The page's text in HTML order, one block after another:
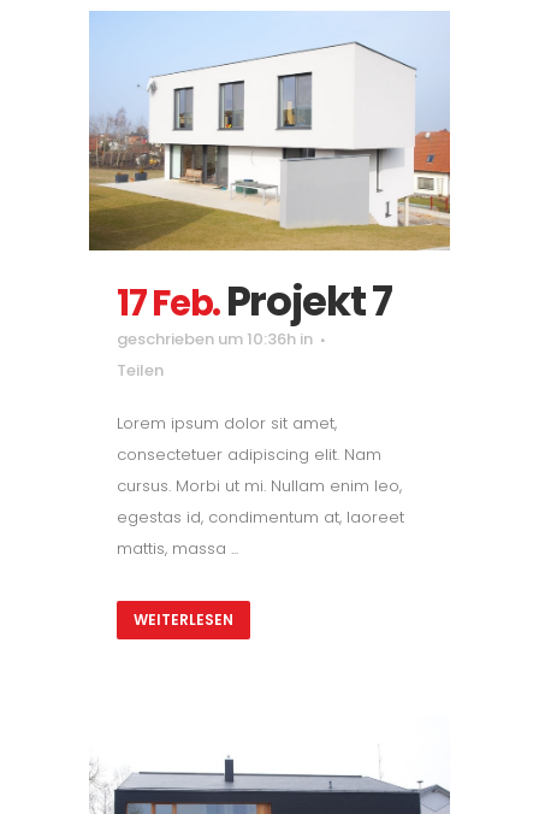
17 Feb.Projekt 7
geschrieben um 10:36h in
Teilen
Lorem ipsum dolor sit amet,
consectetuer adipiscing elit. Nam
cursus. Morbi ut mi. Nullam enim leo,
egestas id, condimentum at, laoreet
mattis, massa ...
WEITERLESEN